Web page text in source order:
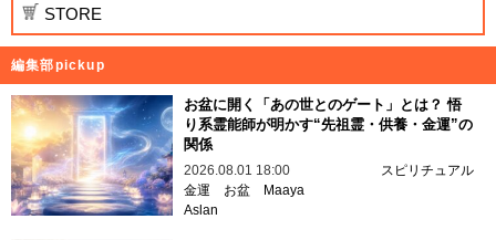
STORE
編集部pickup
お盆に開く「あの世とのゲート」とは？ 悟
り系霊能師が明かす“先祖霊・供養・金運”の
関係
2026.08.01 18:00
スピリチュアル
金運
お盆
Maaya
Aslan